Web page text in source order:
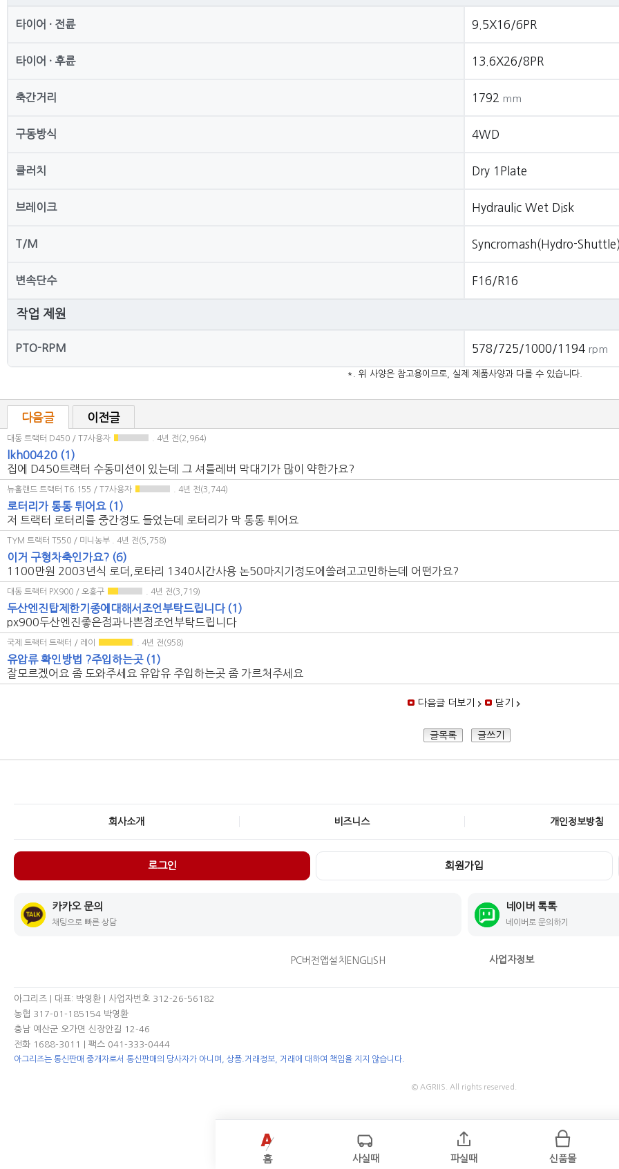
타이어 · 전륜 9.5X16/6PR
타이어 · 후륜 13.6X26/8PR
축간거리 1792 mm
구동방식 4WD
클러치 Dry 1Plate
브레이크 Hydraulic Wet Disk
T/M Syncromash(Hydro-
변속단수 F16/R16
작업 제원
PTO-RPM 578/725/1000/1194 rpm
*. 위 사양은 참고용이므로, 실제 제품사양과 다를 수 있습니다.
다음글 이전글
대동 트랙터 D450 / T7사용자 . 4년 전(2,964)
lkh00420 (1)
집에 D450트랙터 수동미션이 있는데 그 셔틀레버 막대기가 많이 약한가요?
뉴홀랜드 트랙터 T6.155 / T7사용자 . 4년 전(3,744)
로터리가 통통 튀어요 (1)
저 트랙터 로터리를 중간정도 들었는데 로터리가 막 통통 튀어요
TYM 트랙터 T550 / 미니농부 . 4년 전(5,758)
이거 구형차축인가요? (6)
1100만원 2003년식 로더,로타리 1340시간사용 논50마지기정도에쓸려고고민하는데 어떤가요?
대동 트랙터 PX900 / 오흥구 . 4년 전(3,719)
두산엔진탑제한기종에대해서조언부탁드립니다 (1)
px900두산엔진좋은점과나쁜점조언부탁드립니다
국제 트랙터 트랙터 / 레이 . 4년 전(958)
유압류 확인방법 ?주입하는곳 (1)
잘모르겠어요 좀 도와주세요 유압유 주입하는곳 좀 가르처주세요
다음글 더보기 닫기
글목록 글쓰기
회사소개 비즈니스 개인정보방침
로그인 회원가입
카카오 문의
채팅으로 빠른 상담
네이버 톡톡
네이버로 문의하기
PC버전 앱설치 ENGLISH 사업자정보
아그리즈 | 대표: 박영환 | 사업자번호 312-26-56182
농협 317-01-185154 박영환
충남 예산군 오가면 신장안길 12-46
전화 1688-3011
| 팩스 041-333-0444
아그리즈는 통신판매 중개자로서 통신판매의 당사자가 아니며, 상품.거래정보, 거래에 대하여 책임을 지지 않습니다.
© AGRIIS. All rights reserved.
홈 사실때 파실때 신품몰